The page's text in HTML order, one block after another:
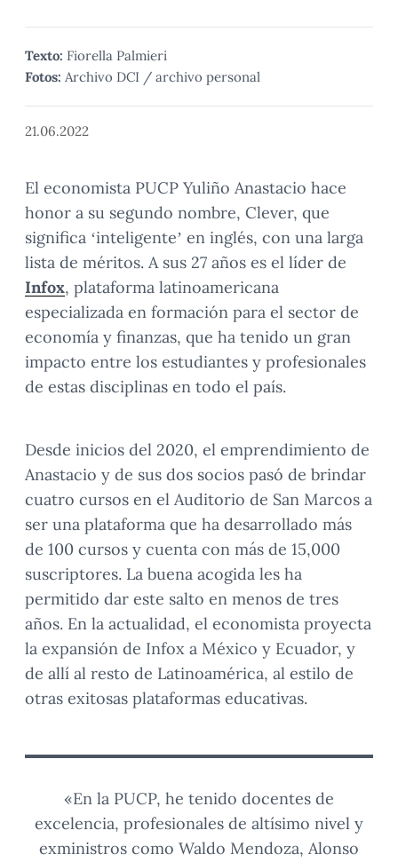
Texto: Fiorella Palmieri
Fotos: Archivo DCI / archivo personal
21.06.2022
El economista PUCP Yuliño Anastacio hace
honor a su segundo nombre, Clever, que
significa ‘inteligente’ en inglés, con una larga
lista de méritos. A sus 27 años es el líder de
Infox, plataforma latinoamericana
especializada en formación para el sector de
economía y finanzas, que ha tenido un gran
impacto entre los estudiantes y profesionales
de estas disciplinas en todo el país.
Desde inicios del 2020, el emprendimiento de
Anastacio y de sus dos socios pasó de brindar
cuatro cursos en el Auditorio de San Marcos a
ser una plataforma que ha desarrollado más
de 100 cursos y cuenta con más de 15,000
suscriptores. La buena acogida les ha
permitido dar este salto en menos de tres
años. En la actualidad, el economista proyecta
la expansión de Infox a México y Ecuador, y
de allí al resto de Latinoamérica, al estilo de
otras exitosas plataformas educativas.
«En la PUCP, he tenido docentes de
excelencia, profesionales de altísimo nivel y
exministros como Waldo Mendoza, Alonso